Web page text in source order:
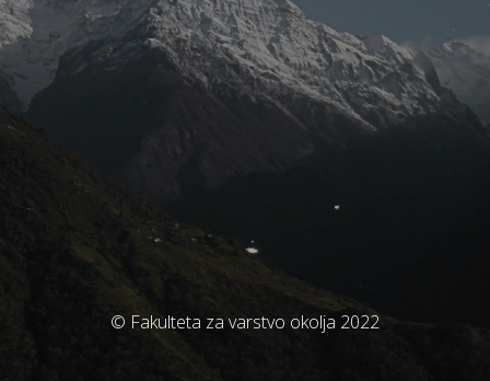
© Fakulteta za varstvo okolja 2022